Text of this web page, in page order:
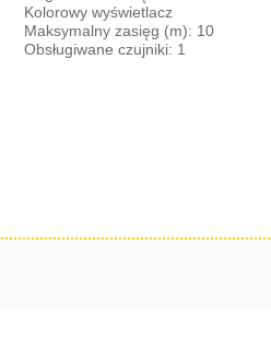
Kolorowy wyświetlacz
Maksymalny zasięg (m): 10
Obsługiwane czujniki: 1